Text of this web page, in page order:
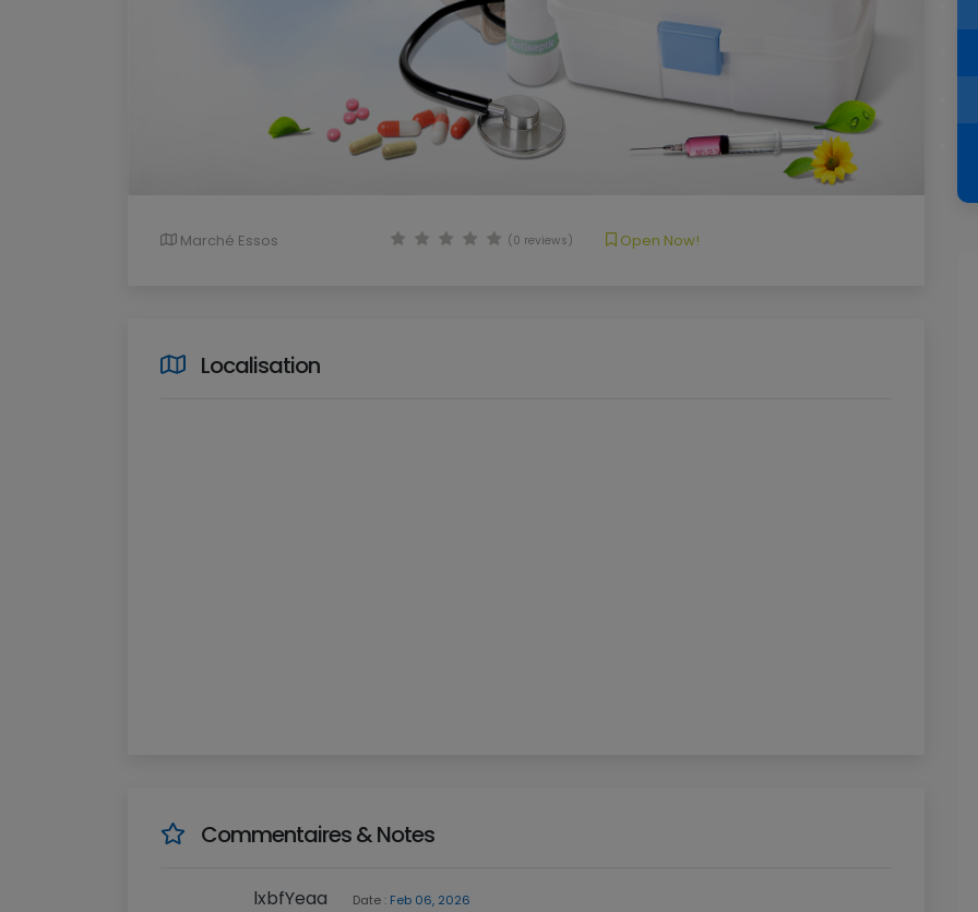
Marché Essos (0 reviews) Open Now!
Localisation
Commentaires & Notes
lxbfYeaa Date : Feb 06, 2026